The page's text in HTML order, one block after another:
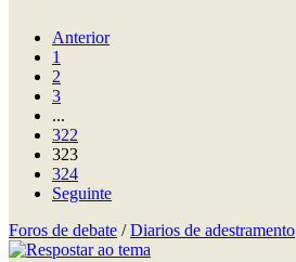
Anterior
1
2
3
...
322
323
324
Seguinte
Foros de debate /Diarios de adestramento